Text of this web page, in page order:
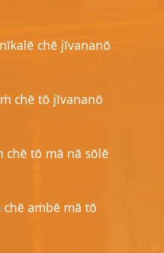
chē jīvananō
chē tō jīvananō
chē tō mā nā sōlē
aṁbē mā tō